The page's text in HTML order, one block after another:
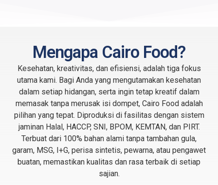
Mengapa Cairo Food?
Kesehatan, kreativitas, dan efisiensi, adalah tiga fokus
utama kami. Bagi Anda yang mengutamakan kesehatan
dalam setiap hidangan, serta ingin tetap kreatif dalam
memasak tanpa merusak isi dompet, Cairo Food adalah
pilihan yang tepat. Diproduksi di fasilitas dengan sistem
jaminan Halal, HACCP, SNI, BPOM, KEMTAN, dan PIRT.
Terbuat dari 100% bahan alami tanpa tambahan gula,
garam, MSG, I+G, perisa sintetis, pewarna, atau pengawet
buatan, memastikan kualitas dan rasa terbaik di setiap
sajian.